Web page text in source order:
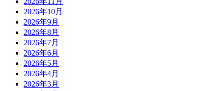
2026年10月
2026年9月
2026年8月
2026年7月
2026年6月
2026年5月
2026年4月
2026年3月